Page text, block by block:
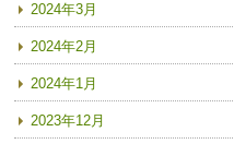
2024年3月
2024年2月
2024年1月
2023年12月